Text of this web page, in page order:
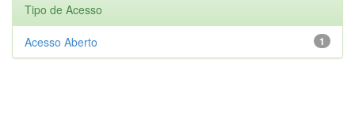
Tipo de Acesso
1
Acesso Aberto